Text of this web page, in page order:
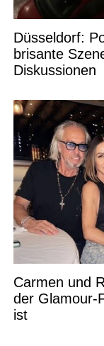
Düsseldorf:
brisante
Diskussionen
Carmen und
der Glamour-
ist